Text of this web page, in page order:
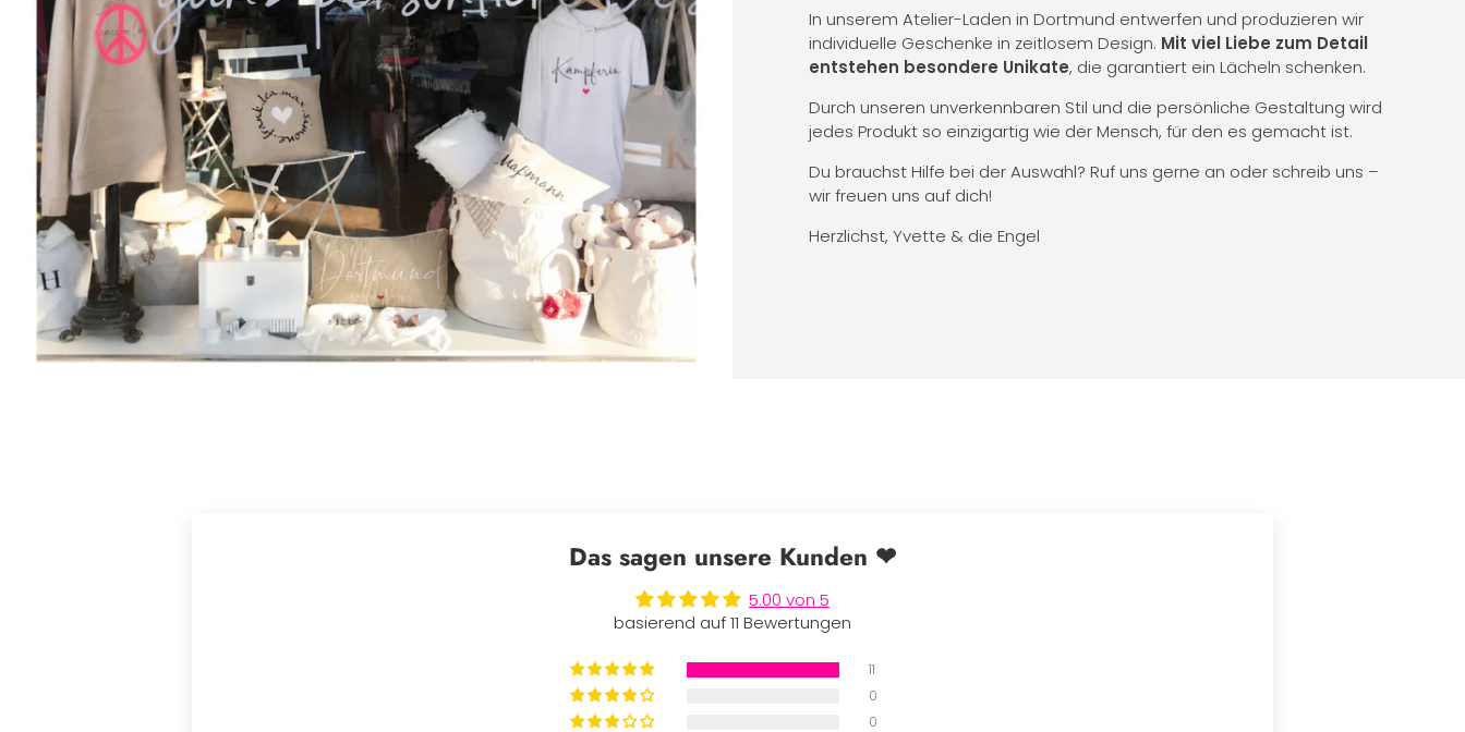
In unserem Atelier-Laden in Dortmund entwerfen und produzieren wir
individuelle Geschenke in zeitlosem Design. Mit viel Liebe zum Detail
entstehen besondere Unikate, die garantiert ein Lächeln schenken.
Durch unseren unverkennbaren Stil und die persönliche Gestaltung wird
jedes Produkt so einzigartig wie der Mensch, für den es gemacht ist.
Du brauchst Hilfe bei der Auswahl? Ruf uns gerne an oder schreib uns –
wir freuen uns auf dich!
Herzlichst, Yvette & die Engel
Das sagen unsere Kunden ❤
5.00 von 5
basierend auf 11 Bewertungen
11
0
0